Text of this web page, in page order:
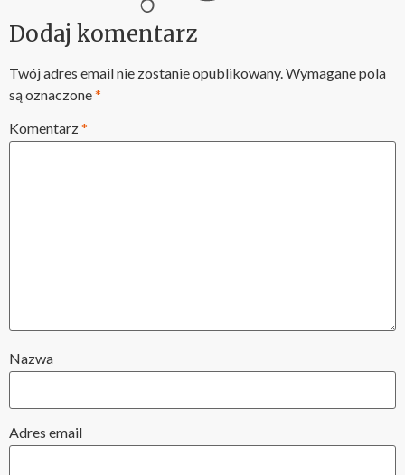
Dodaj komentarz
Twój adres email nie zostanie opublikowany. Wymagane pola
są oznaczone*
Komentarz*
Nazwa
Adres email